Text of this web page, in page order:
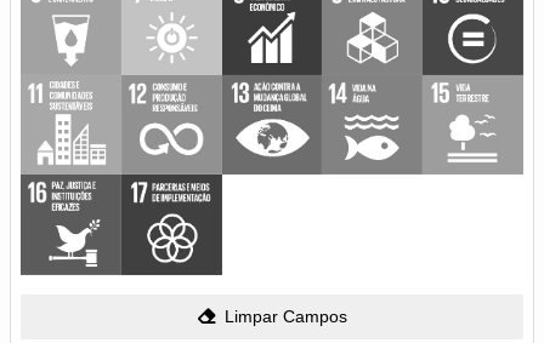
Limpar Campos